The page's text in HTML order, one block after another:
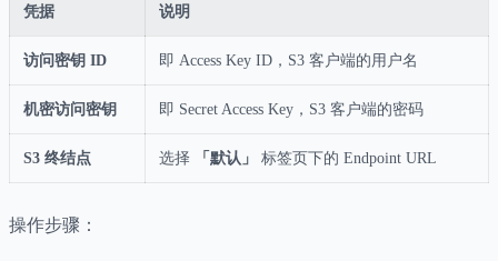
凭据 说明
访问密钥 ID 即 Access Key ID，S3 客户端的用户名
机密访问密钥 即 Secret Access Key，S3 客户端的密码
S3 终结点 选择 「默认」 标签页下的 Endpoint URL
操作步骤：